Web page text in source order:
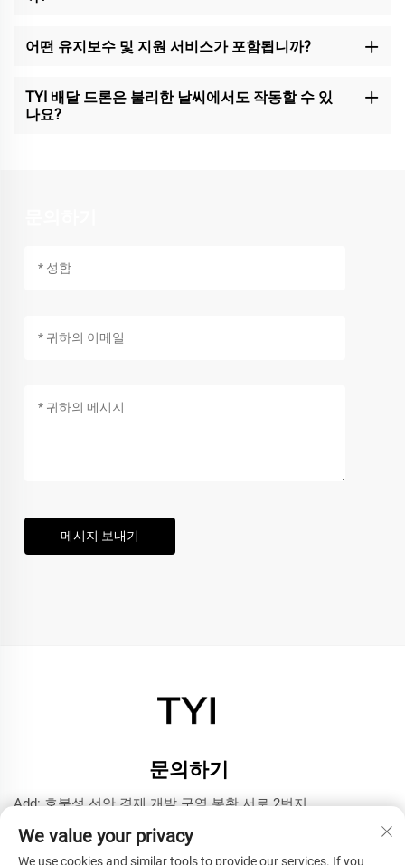
어떤 유지보수 및 지원 서비스가 포함됩니까?
TYI 배달 드론은 불리한 날씨에서도 작동할 수 있
나요?
메시지 보내기
문의하기
Add: 호북성 선안 경제 개발 구역 봉황 서로 2번지
전화번호:+8615272063961
이메일:[email protected]
We value your privacy
We use cookies and similar tools to provide our services. If you